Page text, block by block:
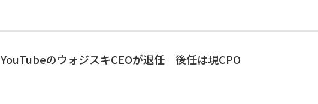
YouTubeのウォジスキCEOが退任 後任は現CPO